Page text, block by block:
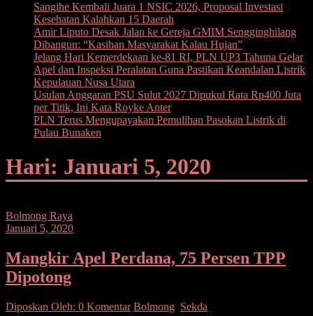
Sangihe Kembali Juara 1 NSIC 2026, Proposal Investasi
Kesehatan Kalahkan 15 Daerah
Amir Liputo Desak Jalan ke Gereja GMIM Sengginghilang
Dibangun: “Kasihan Masyarakat Kalau Hujan”
Jelang Hari Kemerdekaan ke-81 RI, PLN UP3 Tahuna Gelar
Apel dan Inspeksi Peralatan Guna Pastikan Keandalan Listrik
Kepulauan Nusa Utara
Usulan Anggaran PSU Sulut 2027 Dipukul Rata Rp400 Juta
per Titik, Ini Kata Royke Anter
PLN Terus Mengupayakan Pemulihan Pasokan Listrik di
Pulau Bunaken
Hari: Januari 5, 2020
Bolmong Raya
Januari 5, 2020
Mangkir Apel Perdana, 75 Persen TPP
Dipotong
Diposkan Oleh: 0 Komentar Bolmong Sekda